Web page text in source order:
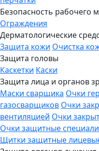
Безопасность рабочего
Ограждения
Дерматологические
Защита кожи Очистка
Защита головы
Каскетки Каски
Защита лица и органов
Маски сварщика Очки
газосварщиков Очки
вентиляцией Очки
Очки защитные
Щитки защитные